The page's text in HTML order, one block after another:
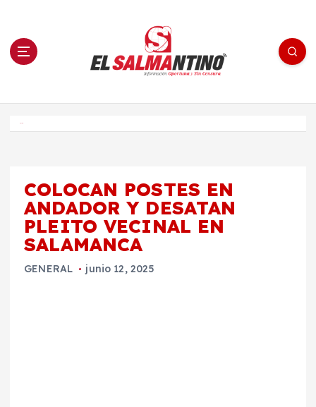
n El Salmantino - medios/noticias/editorial
COLOCAN POSTES EN
ANDADOR Y DESATAN
PLEITO VECINAL EN
SALAMANCA
GENERAL junio 12, 2025